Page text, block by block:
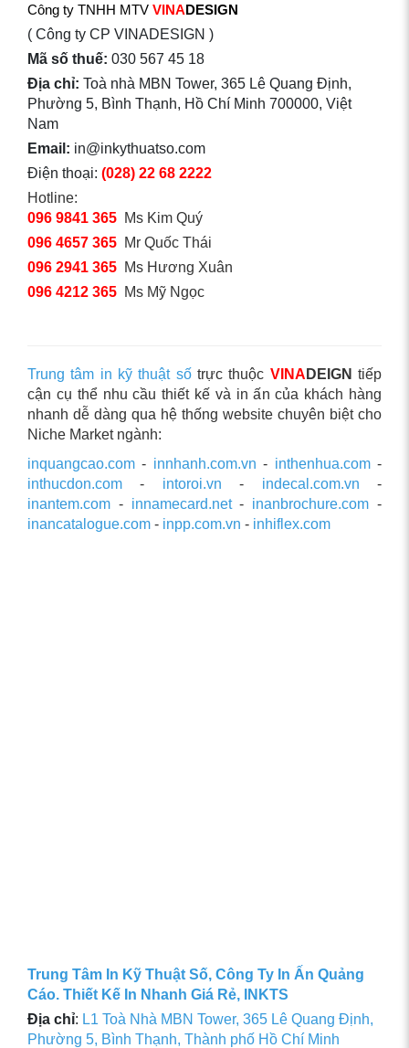
Công ty TNHH MTV VINADESIGN
( Công ty CP VINADESIGN )
Mã số thuế: 030 567 45 18
Địa chỉ: Toà nhà MBN Tower, 365 Lê Quang Định,
Phường 5, Bình Thạnh, Hồ Chí Minh 700000, Việt
Nam
Email: in@inkythuatso.com
Điện thoại: (028) 22 68 2222
Hotline:
096 9841 365 Ms Kim Quý
096 4657 365 Mr Quốc Thái
096 2941 365 Ms Hương Xuân
096 4212 365 Ms Mỹ Ngọc
Trung tâm in kỹ thuật sốtrực thuộc VINA DEIGN tiếp
cận cụ thể nhu cầu thiết kế và in ấn của khách hàng
nhanh dễ dàng qua hệ thống website chuyên biệt cho
Niche Market ngành:
inquangcao.com - innhanh.com.vn - inthenhua.com-
inthucdon.com - intoroi.vn - indecal.com.vn -
inantem.com - innamecard.net- inanbrochure.com -
inancatalogue.com - inpp.com.vn - inhiflex.com
Trung Tâm In Kỹ Thuật Số, Công Ty In Ấn Quảng
Cáo. Thiết Kế In Nhanh Giá Rẻ, INKTS
Địa chỉ: L1 Toà Nhà MBN Tower, 365 Lê Quang Định,
Phường 5, Bình Thạnh, Thành phố Hồ Chí Minh